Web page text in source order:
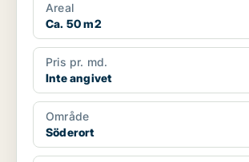
Areal
Ca. 50 m2
Pris pr. md.
Inte angivet
Område
Söderort